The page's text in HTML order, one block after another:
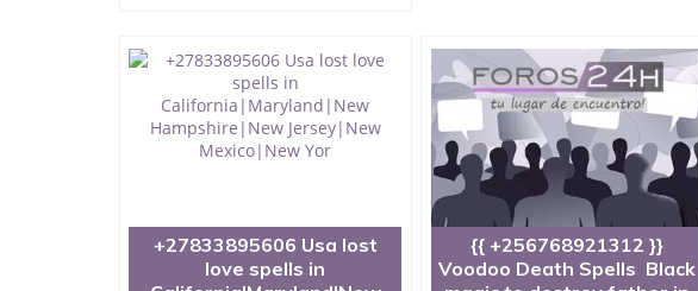
+27833895606 Usa lost
love spells in
{{ +256768921312 }}
Voodoo Death Spells Black